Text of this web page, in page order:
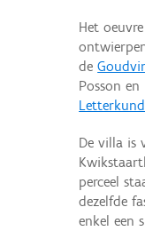
Het
de
Posson
De villa is
perceel
dezelfde
enkel een